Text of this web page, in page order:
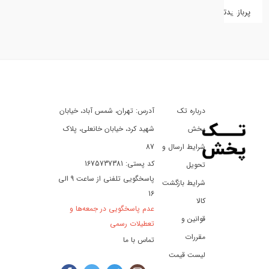
کفش
سفر
تفریح
پربازدیدترین
درباره تک
پخش
شرایط ارسال و
تحویل
شرایط بازگشت
کالا
قوانین و
مقررات
لیست قیمت
آدرس: تهران، شمس آباد، خیابان
شهید کرد، خیابان خانعلی، پلاک
87
کد پستی: 1675737381
پاسخگویی تلفنی از ساعت 9 الی
16
عدم پاسخگویی در جمعه‌ها و
تعطیلات رسمی
تماس با ما